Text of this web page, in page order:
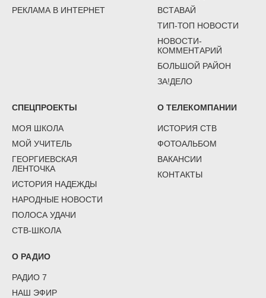
РЕКЛАМА В ИНТЕРНЕТ
ВСТАВАЙ
ТИП-ТОП НОВОСТИ
НОВОСТИ-
КОММЕНТАРИЙ
БОЛЬШОЙ РАЙОН
ЗА!ДЕЛО
СПЕЦПРОЕКТЫ
МОЯ ШКОЛА
МОЙ УЧИТЕЛЬ
ГЕОРГИЕВСКАЯ
ЛЕНТОЧКА
ИСТОРИЯ НАДЕЖДЫ
НАРОДНЫЕ НОВОСТИ
ПОЛОСА УДАЧИ
СТВ-ШКОЛА
О ТЕЛЕКОМПАНИИ
ИСТОРИЯ СТВ
ФОТОАЛЬБОМ
ВАКАНСИИ
КОНТАКТЫ
О РАДИО
РАДИО 7
НАШ ЭФИР